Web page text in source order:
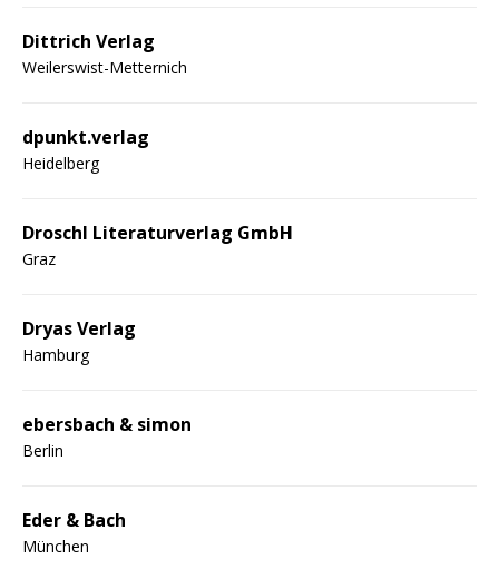
Dittrich Verlag
Weilerswist-Metternich
dpunkt.verlag
Heidelberg
Droschl Literaturverlag GmbH
Graz
Dryas Verlag
Hamburg
ebersbach & simon
Berlin
Eder & Bach
München